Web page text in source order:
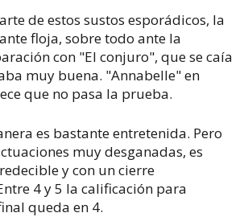
de estos sustos esporádicos, la
floja, sobre todo ante la
con "El conjuro", que se caía
muy buena. "Annabelle" en
que no pasa la prueba.
es bastante entretenida. Pero
muy desganadas, es
y con un cierre
4 y 5 la calificación para
queda en 4.